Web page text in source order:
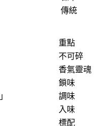
傳統
重點
不可碎
香氣靈魂
鎖味
」
調味
入味
標配